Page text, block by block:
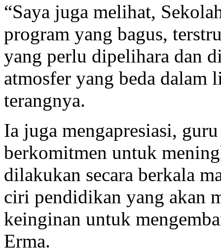
“Saya juga melihat,
program yang bagus,
yang perlu dipelihara dan
atmosfer yang beda dalam
terangnya.
Ia juga mengapresiasi,
berkomitmen untuk
dilakukan secara berkala
ciri pendidikan yang akan
keinginan untuk
Erma.